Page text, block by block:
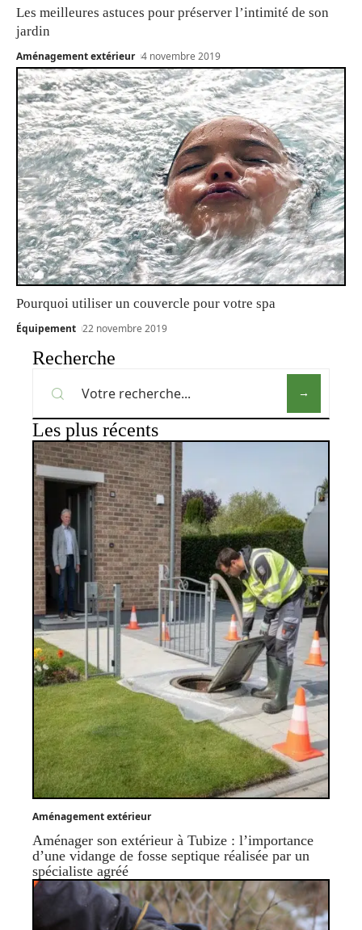
Les meilleures astuces pour préserver l’intimité de son
jardin
Aménagement extérieur 4 novembre 2019
Pourquoi utiliser un couvercle pour votre spa
Équipement 22 novembre 2019
Recherche
Les plus récents
Aménagement extérieur
Aménager son extérieur à Tubize : l’importance
d’une vidange de fosse septique réalisée par un
spécialiste agréé